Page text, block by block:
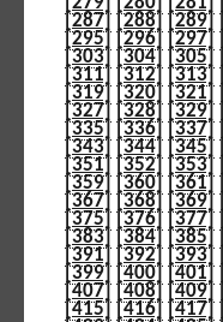
[287] [288] [289]
[295] [296] [297]
[303] [304] [305]
[311] [312] [313]
[319] [320] [321]
[327] [328] [329]
[335] [336] [337]
[343] [344] [345]
[351] [352] [353]
[359] [360] [361]
[367] [368] [369]
[375] [376] [377]
[383] [384] [385]
[391] [392] [393]
[399] [400] [401]
[407] [408] [409]
[415] [416] [417]